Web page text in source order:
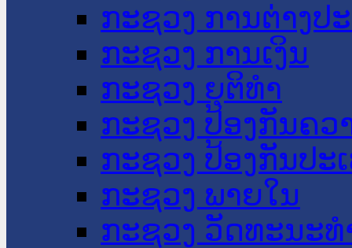
ກະຊວງ ການຕ່າງປ
ກະຊວງ ການເງິນ
ກະຊວງ ຍຸຕິທໍາ
ກະຊວງ ປ້ອງກັນຄວ
ກະຊວງ ປ້ອງກັນປະ
ກະຊວງ ພາຍໃນ
ກະຊວງ ວັດທະນະ